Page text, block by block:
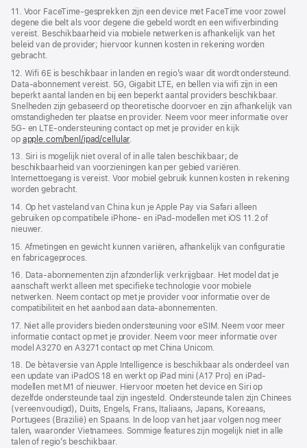
11. Voor FaceTime-gesprekken zijn een device met FaceTime voor zowel
degene die belt als voor degene die gebeld wordt en een wifi­­verbinding
vereist. Beschikbaarheid via mobiele netwerken is afhankelijk van het
beleid van de provider; hiervoor kunnen kosten in rekening worden
gebracht.
12. Wifi 6E is beschikbaar in landen en regio’s waar dit wordt ondersteund.
Data-abonnement vereist. 5G, Gigabit LTE, en bellen via wifi zijn in een
beperkt aantal landen en bij een beperkt aantal providers beschikbaar.
Snelheden zijn gebaseerd op theoretische doorvoer en zijn afhankelijk van
omstandigheden ter plaatse en provider. Neem voor meer informatie over
5G- en LTE‑ondersteuning contact op met je provider en kijk
op apple.com/benl/ipad/cellular.
13. Siri is mogelijk niet overal of in alle talen beschikbaar; de
beschikbaarheid van voorzieningen kan per gebied variëren.
Internettoegang is vereist. Voor mobiel gebruik kunnen kosten in rekening
worden gebracht.
14. Op het vasteland van China kun je Apple Pay via Safari alleen
gebruiken op compatibele iPhone‑ en iPad-modellen met iOS 11.2 of
nieuwer.
15. Afmetingen en gewicht kunnen variëren, afhankelijk van configuratie
en fabricageproces.
16. Data-abonnementen zijn afzonderlijk verkrijgbaar. Het model dat je
aanschaft werkt alleen met specifieke technologie voor mobiele
netwerken. Neem contact op met je provider voor informatie over de
compatibiliteit en het aanbod aan data-abonnementen.
17. Niet alle providers bieden ondersteuning voor eSIM. Neem voor meer
informatie contact op met je provider. Neem voor meer informatie over
model A3270 en A3271 contact op met China Unicom.
18. De bètaversie van Apple Intelligence is beschikbaar als onderdeel van
een update van iPadOS 18 en werkt op iPad mini (A17 Pro) en iPad-
modellen met M1 of nieuwer. Hiervoor moeten het device en Siri op
dezelfde ondersteunde taal zijn ingesteld. Ondersteunde talen zijn Chinees
(vereenvoudigd), Duits, Engels, Frans, Italiaans, Japans, Koreaans,
Portugees (Brazilië) en Spaans. In de loop van het jaar volgen nog meer
talen, waaronder Vietnamees. Sommige features zijn mogelijk niet in alle
talen of regio’s beschikbaar.